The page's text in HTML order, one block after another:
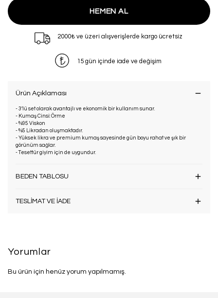
HEMEN AL
2000₺ ve üzeri alışverişlerde kargo ücretsiz
15 gün içinde iade ve değişim
Ürün Açıklaması
- 3’lü set olarak avantajlı ve ekonomik bir kullanım sunar.
- Kumaş Cinsi: Örme
- %95 Viskon
- %5 Likradan oluşmaktadır.
- Yüksek likra ve premium kumaş sayesinde gün boyu rahat ve şık bir
görünüm sağlar.
- Tesettür giyim için de uygundur.
BEDEN TABLOSU
TESLİMAT VE İADE
Yorumlar
Bu ürün için henüz yorum yapılmamış.